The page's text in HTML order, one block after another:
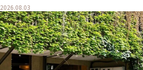
2026.08.03